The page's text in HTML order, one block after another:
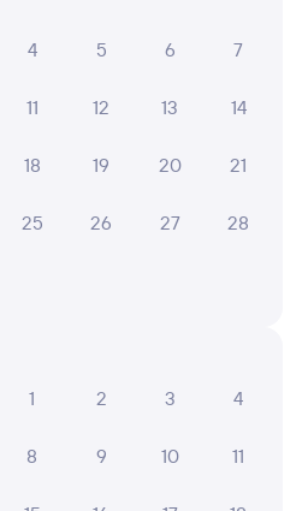
9, 14, 19 августа Маршрут
дату
4 5 6 7
11 12 13 14
18 19 20 21
25 26 27 28
1
2 3 4
8 9 10 11